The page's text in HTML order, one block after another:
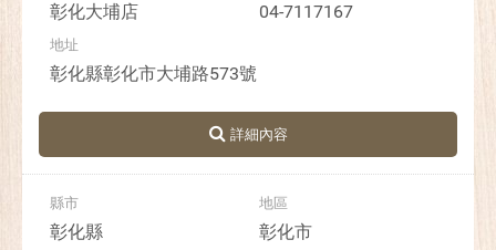
彰化大埔店 04-7117167
彰化縣彰化市大埔路573號
彰化縣 彰化市